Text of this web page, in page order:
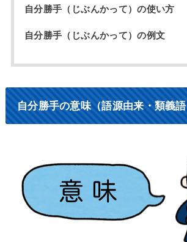
自分勝手（じぶんかって）の使い方
自分勝手（じぶんかって）の例文
自分勝手の意味（語源由来・類義